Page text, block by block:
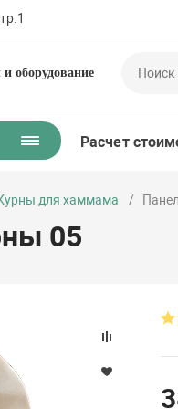
оборудование
Расчет
для хаммама
05